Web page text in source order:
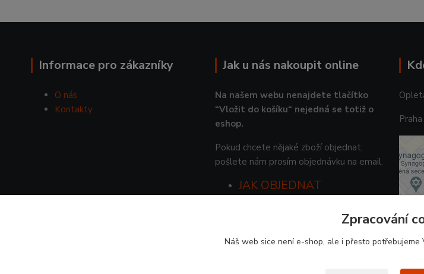
Informace pro zákazníky
O nás
Kontakty
Jak u nás nakoupit online
Na našem webu nenajdete tlačítko
“Vložit do košíku“ nejedná se totiž o
eshop.
Pokud chcete nějaké zboží objednat,
pošlete nám prosím objednávku na email.
JAK OBJEDNAT
Zpracování
Náš web sice není e-shop, ale i přesto potřebujeme